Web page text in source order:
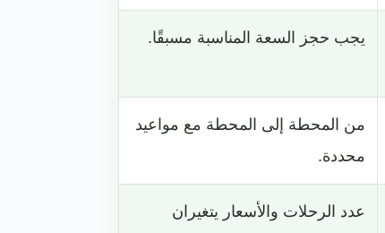
يجب حجز السعة المناسبة مسبقًا.
من المحطة إلى المحطة مع مواعيد
محددة.
عدد الرحلات والأسعار يتغيران